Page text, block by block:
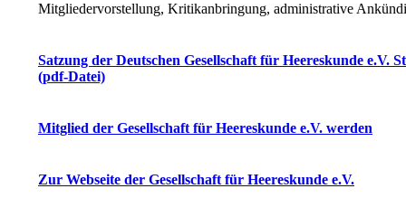
Mitgliedervorstellung, Kritikanbringung, administrative
Satzung der Deutschen Gesellschaft für Heereskunde e.V.
(pdf-Datei)
Mitglied der Gesellschaft für Heereskunde e.V. werden
Zur Webseite der Gesellschaft für Heereskunde e.V.